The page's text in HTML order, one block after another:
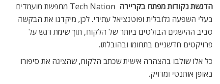
הדגשת נקודות מפתח בקריירה
Tech Nation מחפשת מועמדים
בעלי השפעה גלובלית ופוטנציאל עתידי. לכן, מיקדנו את הבקשה
סביב ההישגים הבולטים ביותר של הלקוח, תוך שימת דגש על
פרויקטים חדשניים בתחומו ובהובלתו.
כל אלו שולבו בהצהרה אישית שכתב הלקוח, שהציגה את סיפורו
באופן אותנטי ומדויק.